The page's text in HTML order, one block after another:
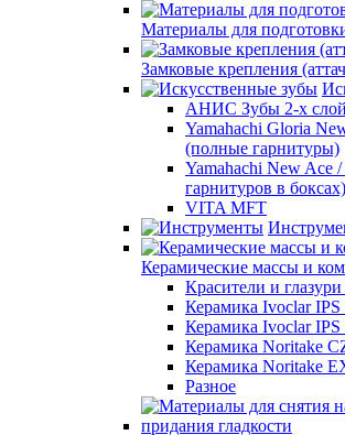
Материалы для
Замковые крепления
АНИС Зубы 2-х
Yamahachi Gloria
(полные гарнитуры)
Yamahachi New Ace
гарнитуров в боксах)
VITA MFT
Керамические массы и
Красители и
Керамика Ivoclar IPS
Керамика Ivoclar
Керамика Noritake
Керамика Noritake
Разное